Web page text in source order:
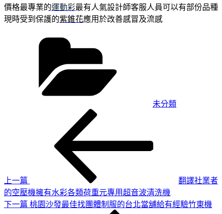
價格最專業的運動彩最有人氣設計師客服人員可以有部份品種
現時受到保護的紫錐花應用於改善感冒及流感
未分類
上一篇
翻譯社業者
的空壓機擁有水彩各類荷重元專用超音波清洗機
下
下一篇 桃園沙發最佳找團體制服的台北當舖給有經驗竹東機